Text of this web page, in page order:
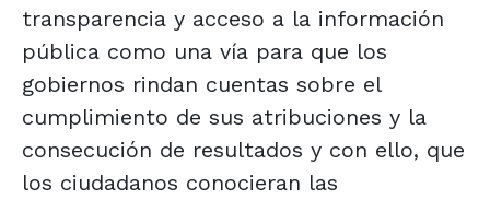
transparencia y acceso a la información
pública como una vía para que los
gobiernos rindan cuentas sobre el
cumplimiento de sus atribuciones y la
consecución de resultados y con ello, que
los ciudadanos conocieran las